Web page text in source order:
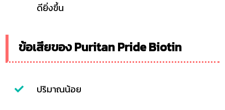
ดียิ่งขึ้น
ข้อเสียของ Puritan Pride Biotin
ปริมาณน้อย